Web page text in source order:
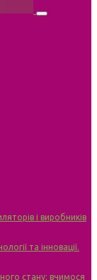
і виробників
та інновації.
стану: вчимося